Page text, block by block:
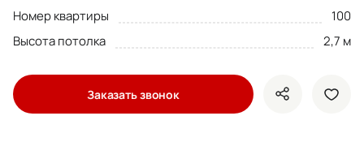
Номер квартиры
100
Высота потолка
2,7 м
Заказать звонок показать